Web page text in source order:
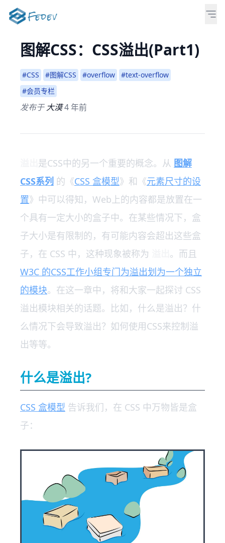
图解CSS：CSS溢出(Part1)
#CSS #图解CSS #overflow
#text-overflow
#会员专栏
发布于大漠4 年前
是CSS中的另一个重要的概念。从 图解
CSS系列 的《CSS 盒模型》和《元素尺寸的设
置》中可以得知，Web上的内容都是放置在一
个具有一定大小的盒子中。在某些情况下，盒
子大小是有限制的，有可能内容会超出这些盒
子，在 CSS 中，这种现象被称为
。而且
W3C 的CSS工作小组专门为溢出划为一个独立
的模块。在这一章中，将和大家一起探讨 CSS
溢出模块相关的话题。比如，什么是溢出？什
么情况下会导致溢出？如何使用CSS来控制溢
出等等。
什么是溢出?
CSS 盒模型 告诉我们，在 CSS 中万物皆是盒
子：